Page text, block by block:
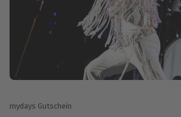
mydays Gutschein